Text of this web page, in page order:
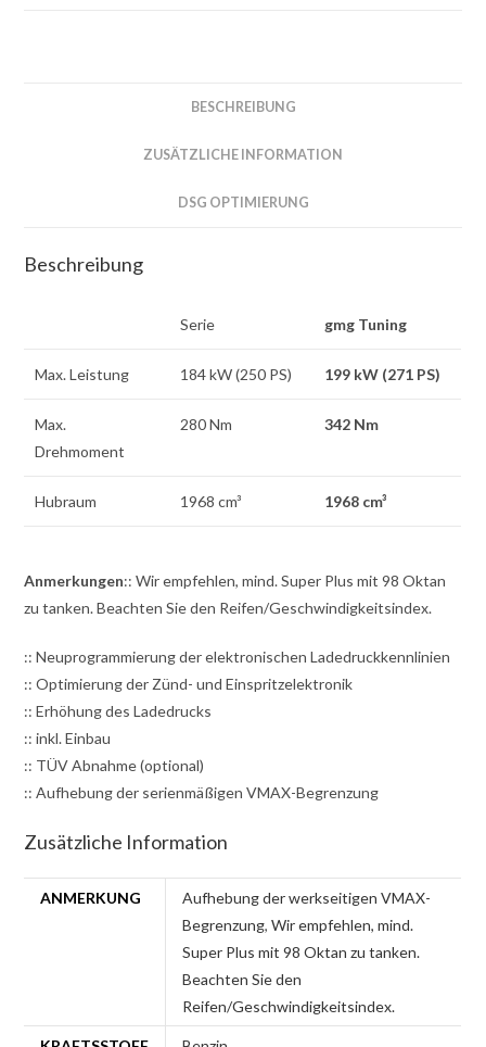
BESCHREIBUNG
ZUSÄTZLICHE INFORMATION
DSG OPTIMIERUNG
Beschreibung
Serie gmg Tuning
Max. Leistung 184 kW (250 PS) 199 kW (271 PS)
Max.
Drehmoment
280 Nm 342 Nm
Hubraum 1968 cm³ 1968 cm³
Anmerkungen:: Wir empfehlen, mind. Super Plus mit 98 Oktan
zu tanken. Beachten Sie den Reifen/Geschwindigkeitsindex.
:: Neuprogrammierung der elektronischen Ladedruckkennlinien
:: Optimierung der Zünd- und Einspritzelektronik
:: Erhöhung des Ladedrucks
:: inkl. Einbau
:: TÜV Abnahme (optional)
:: Aufhebung der serienmäßigen VMAX-Begrenzung
Zusätzliche Information
ANMERKUNG
Aufhebung der werkseitigen VMAX-
Begrenzung,Wir empfehlen, mind.
Super Plus mit 98 Oktan zu tanken.
Beachten Sie den
Reifen/Geschwindigkeitsindex.